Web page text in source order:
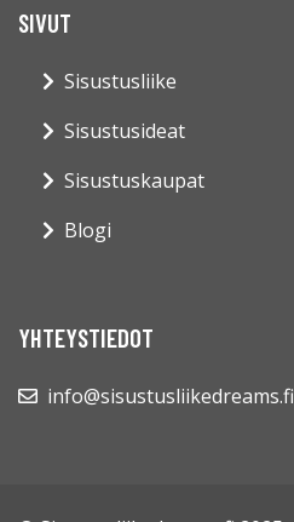
SIVUT
Sisustusliike
Sisustusideat
Sisustuskaupat
Blogi
YHTEYSTIEDOT
info@sisustusliikedreams.fi